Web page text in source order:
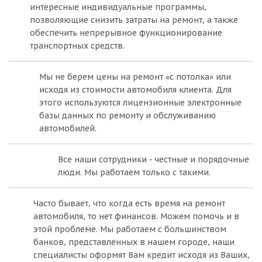
интересные индивидуальные программы,
позволяющие снизить затраты на ремонт, а также
обеспечить непрерывное функционирование
транспортных средств.
Мы не берем цены на ремонт «с потолка» или
исходя из стоимости автомобиля клиента. Для
этого используются лицензионные электронные
базы данных по ремонту и обслуживанию
автомобилей.
Все наши сотрудники - честные и порядочные
люди. Мы работаем только с такими.
Часто бывает, что когда есть время на ремонт
автомобиля, то нет финансов. Можем помочь и в
этой проблеме. Мы работаем с большинством
банков, представленных в нашем городе, наши
специалисты оформят Вам кредит исходя из Ваших,